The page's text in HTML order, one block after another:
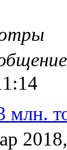
млн.